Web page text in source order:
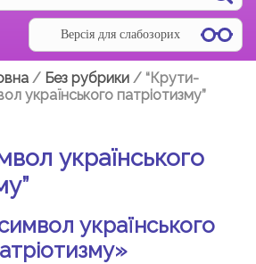
Версія для слабозорих
/ Без рубрики / “Крути-
українського патріотизму”
українського
українського